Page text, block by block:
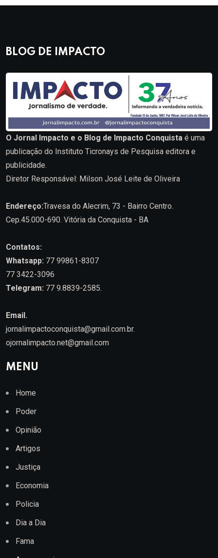
BLOG DE IMPACTO
O Jornal Impacto e o Blog de Impacto Conquista é uma
publicação do Instituto Ticronays de Pesquisa editora e
publicidade.
Diretor Responsável: Milson José Leite de Oliveira
Endereço:Travesa do Alecrim, 73 - Bairro Centro.
Cep.45.000-690. Vitória da Conquista - BA
Contatos:
Whatsapp: 77 99861-8307
77 3422-3096
Telegram: 77 9.8839-2585.
Email.
jornalimpactoconquista@gmail.com.br.
ojornalimpacto.net@gmail.com
MENU
Home
Poder
Opinião
Artigos
Justiça
Economia
Policia
Dia a Dia
Fama